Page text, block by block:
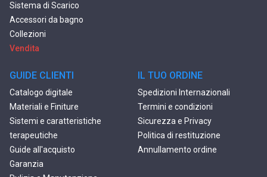
Sistema di Scarico
Accessori da bagno
Collezioni
Vendita
GUIDE CLIENTI
Catalogo digitale
Materiali e Finiture
Sistemi e caratteristiche
terapeutiche
Guide all'acquisto
Garanzia
IL TUO ORDINE
Spedizioni Internazionali
Termini e condizioni
Sicurezza e Privacy
Politica di restituzione
Annullamento ordine